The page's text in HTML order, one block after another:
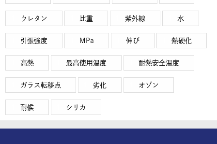
ウレタン 比重 紫外線 水
引張強度 MPa 伸び 熱硬化
高熱 最高使用温度 耐熱安全温度
ガラス転移点 劣化 オゾン
耐候 シリカ